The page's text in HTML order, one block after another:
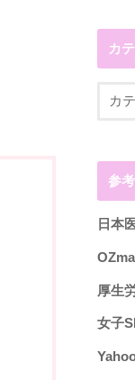
カ
参
日本
OZmall
厚生
女子